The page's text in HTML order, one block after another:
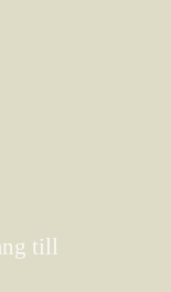
till